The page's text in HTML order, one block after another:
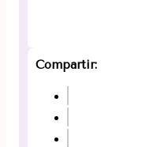
Compartir: